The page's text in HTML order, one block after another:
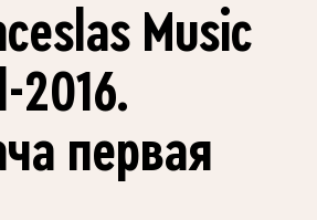
Music
2016.
первая